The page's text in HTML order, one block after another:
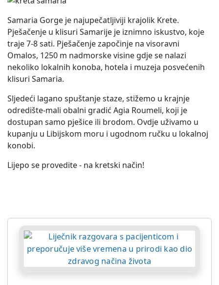
Samaria Gorge je najupečatljiviji krajolik Krete.
Pješačenje u klisuri Samarije je iznimno iskustvo, koje
traje 7-8 sati. Pješačenje započinje na visoravni
Omalos, 1250 m nadmorske visine gdje se nalazi
nekoliko lokalnih konoba, hotela i muzeja posvećenih
klisuri Samaria.
Sljedeći lagano spuštanje staze, stižemo u krajnje
odredište-mali obalni gradić Agia Roumeli, koji je
dostupan samo pješice ili brodom. Ovdje uživamo u
kupanju u Libijskom moru i ugodnom ručku u lokalnoj
konobi.
Lijepo se provedite - na kretski način!